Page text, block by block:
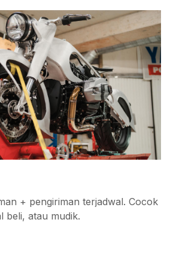
+ pengiriman terjadwal. Cocok
beli, atau mudik.